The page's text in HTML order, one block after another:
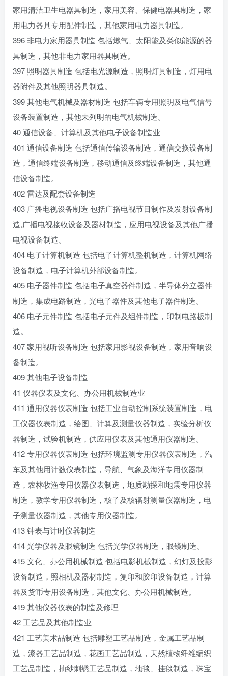
家用清洁卫生电器具制造，家用美容、保健电器具制造，家
用电力器具专用配件制造，其他家用电力器具制造。
396 非电力家用器具制造 包括燃气、太阳能及类似能源的器
具制造，其他非电力家用器具制造。
397 照明器具制造 包括电光源制造，照明灯具制造，灯用电
器附件及其他照明器具制造。
399 其他电气机械及器材制造 包括车辆专用照明及电气信号
设备装置制造，其他未列明的电气机械制造。
40 通信设备、计算机及其他电子设备制造业
401 通信设备制造 包括通信传输设备制造，通信交换设备制
造，通信终端设备制造，移动通信及终端设备制造，其他通
信设备制造。
402 雷达及配套设备制造
403 广播电视设备制造 包括广播电视节目制作及发射设备制
造,广播电视接收设备及器材制造，应用电视设备及其他广播
电视设备制造。
404 电子计算机制造 包括电子计算机整机制造，计算机网络
设备制造，电子计算机外部设备制造。
405 电子器件制造 包括电子真空器件制造，半导体分立器件
制造，集成电路制造，光电子器件及其他电子器件制造。
406 电子元件制造 包括电子元件及组件制造，印制电路板制
造。
407 家用视听设备制造 包括家用影视设备制造，家用音响设
备制造。
409 其他电子设备制造
41 仪器仪表及文化、办公用机械制造业
411 通用仪器仪表制造 包括工业自动控制系统装置制造，电
工仪器仪表制造，绘图、计算及测量仪器制造，实验分析仪
器制造，试验机制造，供应用仪表及其他通用仪器制造。
412 专用仪器仪表制造 包括环境监测专用仪器仪表制造，汽
车及其他用计数仪表制造，导航、气象及海洋专用仪器制
造，农林牧渔专用仪器仪表制造，地质勘探和地震专用仪器
制造，教学专用仪器制造，核子及核辐射测量仪器制造，电
子测量仪器制造，其他专用仪器制造。
413 钟表与计时仪器制造
414 光学仪器及眼镜制造 包括光学仪器制造，眼镜制造。
415 文化、办公用机械制造 包括电影机械制造，幻灯及投影
设备制造，照相机及器材制造，复印和胶印设备制造，计算
器及货币专用设备制造，其他文化、办公用机械制造。
419 其他仪器仪表的制造及修理
42 工艺品及其他制造业
421 工艺美术品制造 包括雕塑工艺品制造，金属工艺品制
造，漆器工艺品制造，花画工艺品制造，天然植物纤维编织
工艺品制造，抽纱刺绣工艺品制造，地毯、挂毯制造，珠宝